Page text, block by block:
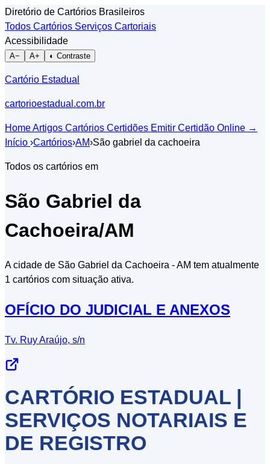
Diretório de Cartórios Brasileiros
Todos Cartórios Serviços Cartoriais
Acessibilidade
A− A+ ◐ Contraste
Cartório Estadual
cartorioestadual.com.br
HomeArtigos Cartórios Certidões Emitir Certidão Online →
Início ›Cartórios›AM›São gabriel da cachoeira
Todos os cartórios em
São Gabriel da
Cachoeira/AM
A cidade de São Gabriel da Cachoeira - AM tem atualmente
1 cartórios com situação ativa.
OFÍCIO DO JUDICIAL E ANEXOS
Tv. Ruy Araújo, s/n
CARTÓRIO ESTADUAL |
SERVIÇOS NOTARIAIS E
DE REGISTRO